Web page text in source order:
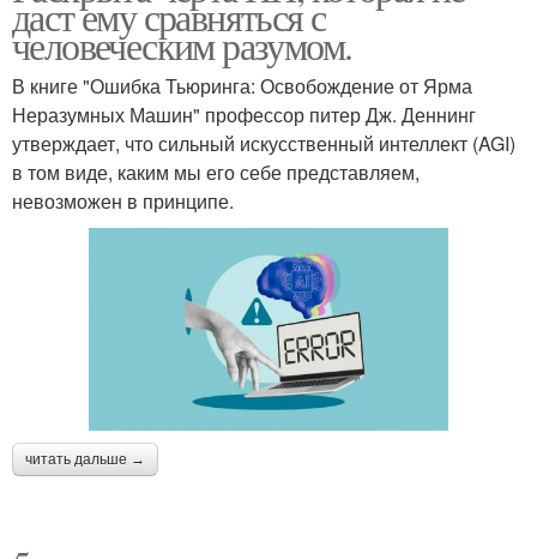
даст ему сравняться с
человеческим разумом.
В книге "Ошибка Тьюринга: Освобождение от Ярма
Неразумных Машин" профессор питер Дж. Деннинг
утверждает, что сильный искусственный интеллект (AGI)
в том виде, каким мы его себе представляем,
невозможен в принципе.
читать дальше →